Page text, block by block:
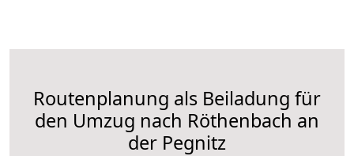
Routenplanung als Beiladung für
den Umzug nach Röthenbach an
der Pegnitz